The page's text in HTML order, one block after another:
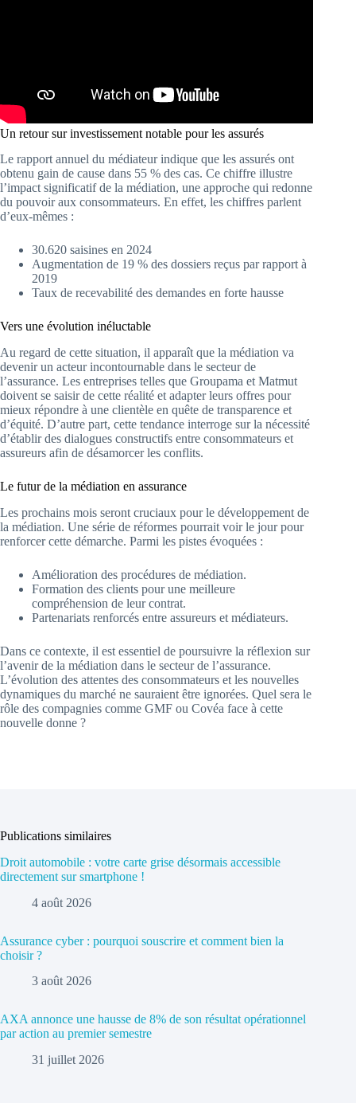
Un retour sur investissement notable pour les assurés
Le rapport annuel du médiateur indique que les assurés ont
obtenu gain de cause dans 55 % des cas. Ce chiffre illustre
l’impact significatif de la médiation, une approche qui redonne
du pouvoir aux consommateurs. En effet, les chiffres parlent
d’eux-mêmes :
30.620 saisines en 2024
Augmentation de 19 % des dossiers reçus par rapport à
2019
Taux de recevabilité des demandes en forte hausse
Vers une évolution inéluctable
Au regard de cette situation, il apparaît que la médiation va
devenir un acteur incontournable dans le secteur de
l’assurance. Les entreprises telles que Groupama et Matmut
doivent se saisir de cette réalité et adapter leurs offres pour
mieux répondre à une clientèle en quête de transparence et
d’équité. D’autre part, cette tendance interroge sur la nécessité
d’établir des dialogues constructifs entre consommateurs et
assureurs afin de désamorcer les conflits.
Le futur de la médiation en assurance
Les prochains mois seront cruciaux pour le développement de
la médiation. Une série de réformes pourrait voir le jour pour
renforcer cette démarche. Parmi les pistes évoquées :
Amélioration des procédures de médiation.
Formation des clients pour une meilleure
compréhension de leur contrat.
Partenariats renforcés entre assureurs et médiateurs.
Dans ce contexte, il est essentiel de poursuivre la réflexion sur
l’avenir de la médiation dans le secteur de l’assurance.
L’évolution des attentes des consommateurs et les nouvelles
dynamiques du marché ne sauraient être ignorées. Quel sera le
rôle des compagnies comme GMF ou Covéa face à cette
nouvelle donne ?
Publications similaires
Droit automobile : votre carte grise désormais accessible
directement sur smartphone !
4 août 2026
Assurance cyber : pourquoi souscrire et comment bien la
choisir ?
3 août 2026
AXA annonce une hausse de 8% de son résultat opérationnel
par action au premier semestre
31 juillet 2026